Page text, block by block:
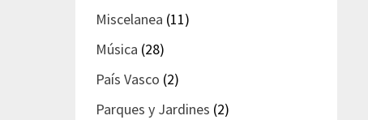
Miscelanea (11)
Música (28)
País Vasco (2)
Parques y Jardines (2)